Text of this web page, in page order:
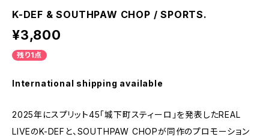
K-DEF & SOUTHPAW CHOP / SPORTS.
¥3,800
残り1点
International shipping available
2025年にスプリット45「城下町スティーロ」を発表したREAL
LIVEのK-DEFと、SOUTHPAW CHOPが同作のプロモーション